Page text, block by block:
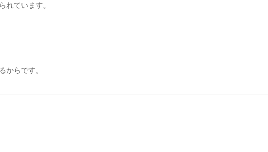
れています。
からです。